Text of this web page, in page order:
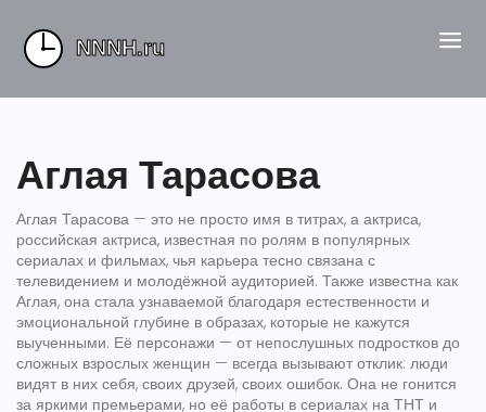
Аглая Тарасова
Аглая Тарасова — это не просто имя в титрах, а актриса,
российская актриса, известная по ролям в популярных
сериалах и фильмах, чья карьера тесно связана с
телевидением и молодёжной аудиторией. Также известна как
Аглая, она стала узнаваемой благодаря естественности и
эмоциональной глубине в образах, которые не кажутся
выученными. Её персонажи — от непослушных подростков до
сложных взрослых женщин — всегда вызывают отклик: люди
видят в них себя, своих друзей, своих ошибок. Она не гонится
за яркими премьерами, но её работы в сериалах на ТНТ и